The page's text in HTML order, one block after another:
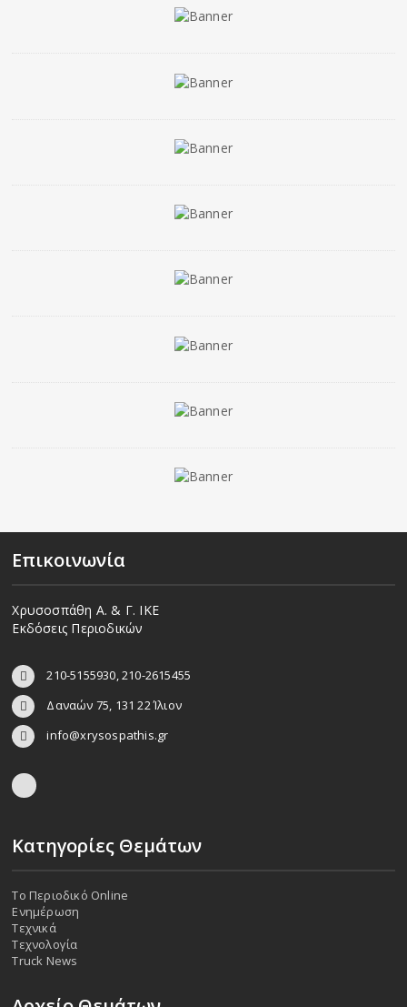
Επικοινωνία
Χρυσοσπάθη Α. & Γ. ΙΚΕ
Εκδόσεις Περιοδικών
210-5155930, 210-2615455
Δαναών 75, 131 22 Ίλιον
info@xrysospathis.gr
Κατηγορίες Θεμάτων
Το Περιοδικό Online
Ενημέρωση
Τεχνικά
Τεχνολογία
Truck News